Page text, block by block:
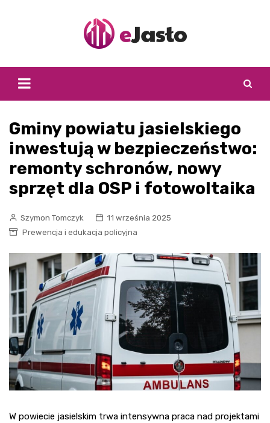
Gminy powiatu jasielskiego
inwestują w bezpieczeństwo:
remonty schronów, nowy
sprzęt dla OSP i fotowoltaika
Szymon Tomczyk
11 września 2025
Prewencja i edukacja policyjna
W powiecie jasielskim trwa intensywna praca nad projektami